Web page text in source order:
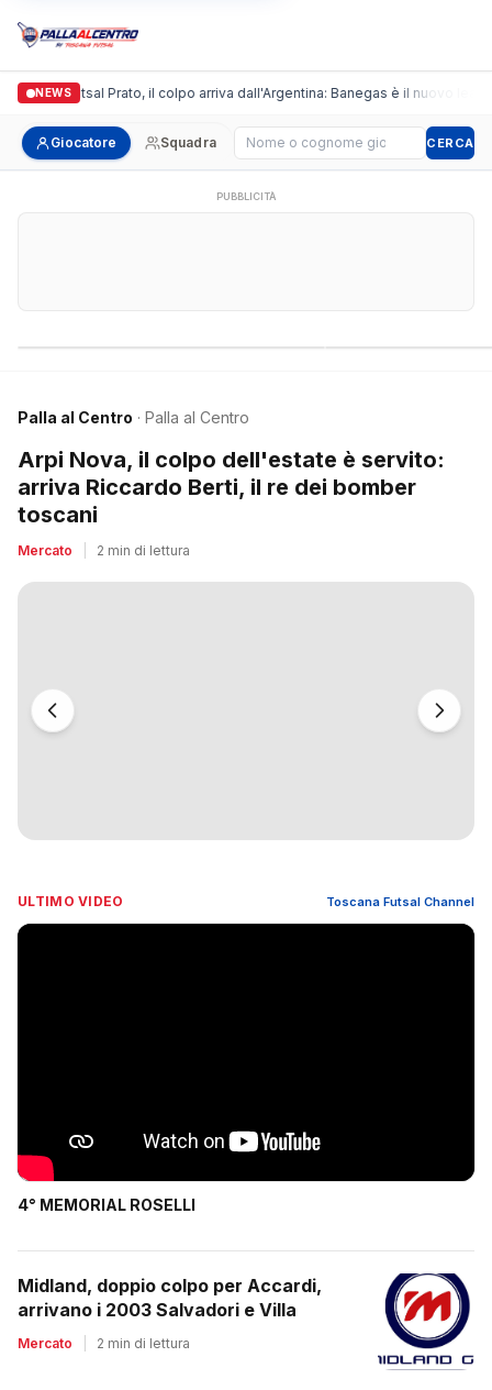
NEWS
Futsal Prato, il colpo arriva dall'Argentina: Banegas è il nuovo leader
Giocatore Squadra Cerca giocatore CERCA
PUBBLICITÀ
Palla al Centro · Palla al Centro
Arpi Nova, il colpo dell'estate è servito:
arriva Riccardo Berti, il re dei bomber
toscani
Mercato 2 min di lettura
ULTIMO VIDEO Toscana Futsal Channel
4° MEMORIAL ROSELLI
Midland, doppio colpo per Accardi,
arrivano i 2003 Salvadori e Villa
Mercato 2 min di lettura